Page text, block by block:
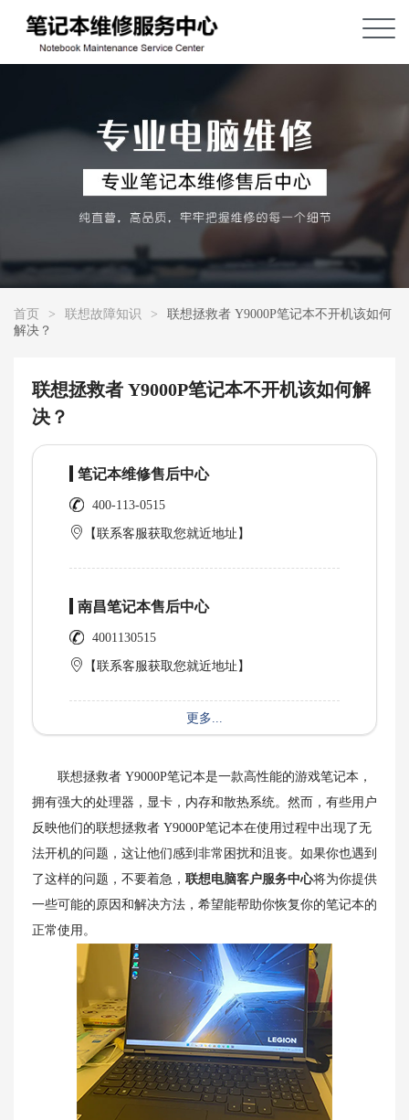
首页 > 联想故障知识 >
联想拯救者 Y9000P笔记本不开机该如何
解决？
联想拯救者 Y9000P笔记本不开机该如何解
决？
笔记本维修售后中心
400-113-0515
【联系客服获取您就近地址】
南昌笔记本售后中心
4001130515
【联系客服获取您就近地址】
更多...
联想拯救者 Y9000P笔记本是一款高性能的游戏笔记本，
拥有强大的处理器，显卡，内存和散热系统。然而，有些用户
反映他们的联想拯救者 Y9000P笔记本在使用过程中出现了无
法开机的问题，这让他们感到非常困扰和沮丧。如果你也遇到
了这样的问题，不要着急， 联想电脑客户服务中心将为你提供
一些可能的原因和解决方法，希望能帮助你恢复你的笔记本的
正常使用。